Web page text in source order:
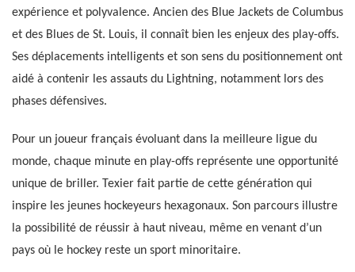
expérience et polyvalence. Ancien des Blue Jackets de Columbus
et des Blues de St. Louis, il connaît bien les enjeux des play-offs.
Ses déplacements intelligents et son sens du positionnement ont
aidé à contenir les assauts du Lightning, notamment lors des
phases défensives.
Pour un joueur français évoluant dans la meilleure ligue du
monde, chaque minute en play-offs représente une opportunité
unique de briller. Texier fait partie de cette génération qui
inspire les jeunes hockeyeurs hexagonaux. Son parcours illustre
la possibilité de réussir à haut niveau, même en venant d’un
pays où le hockey reste un sport minoritaire.